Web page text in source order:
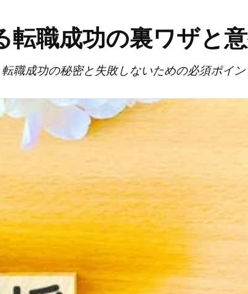
転職成功の裏ワザと
職成功の秘密と失敗しないための必須ポイ